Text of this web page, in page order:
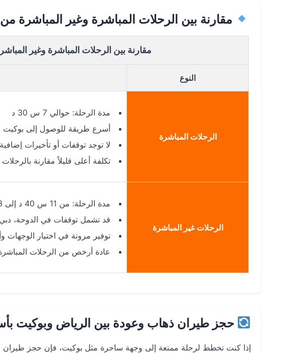
مقارنة بين الرحلات المباشرة وغير المباشرة
مقارنة بين الرحلات المباشرة وغير
النوع
الرحلات المباشرة
مدة الرحلة: حوالي 7 س 30 د
أسرع طريقة للوصول إلى بوكيت
لا توجد توقفات أو تأخيرات إضافية
تكلفة أعلى قليلاً مقارنة
الرحلات غير المباشرة
مدة الرحلة: من 11 س 40 د إلى 13 س
قد تشمل توقفات في الدوحة،
توفير مرونة في اختيار الوجهات
عادة أرخص من الرحلات المباشرة
حجز طيران ذهاب وعودة بين الرياض وبوكيت
إذا كنت تخطط لرحلة ممتعة إلى وجهة ساحرة مثل بوكيت، فإن حجز طيران